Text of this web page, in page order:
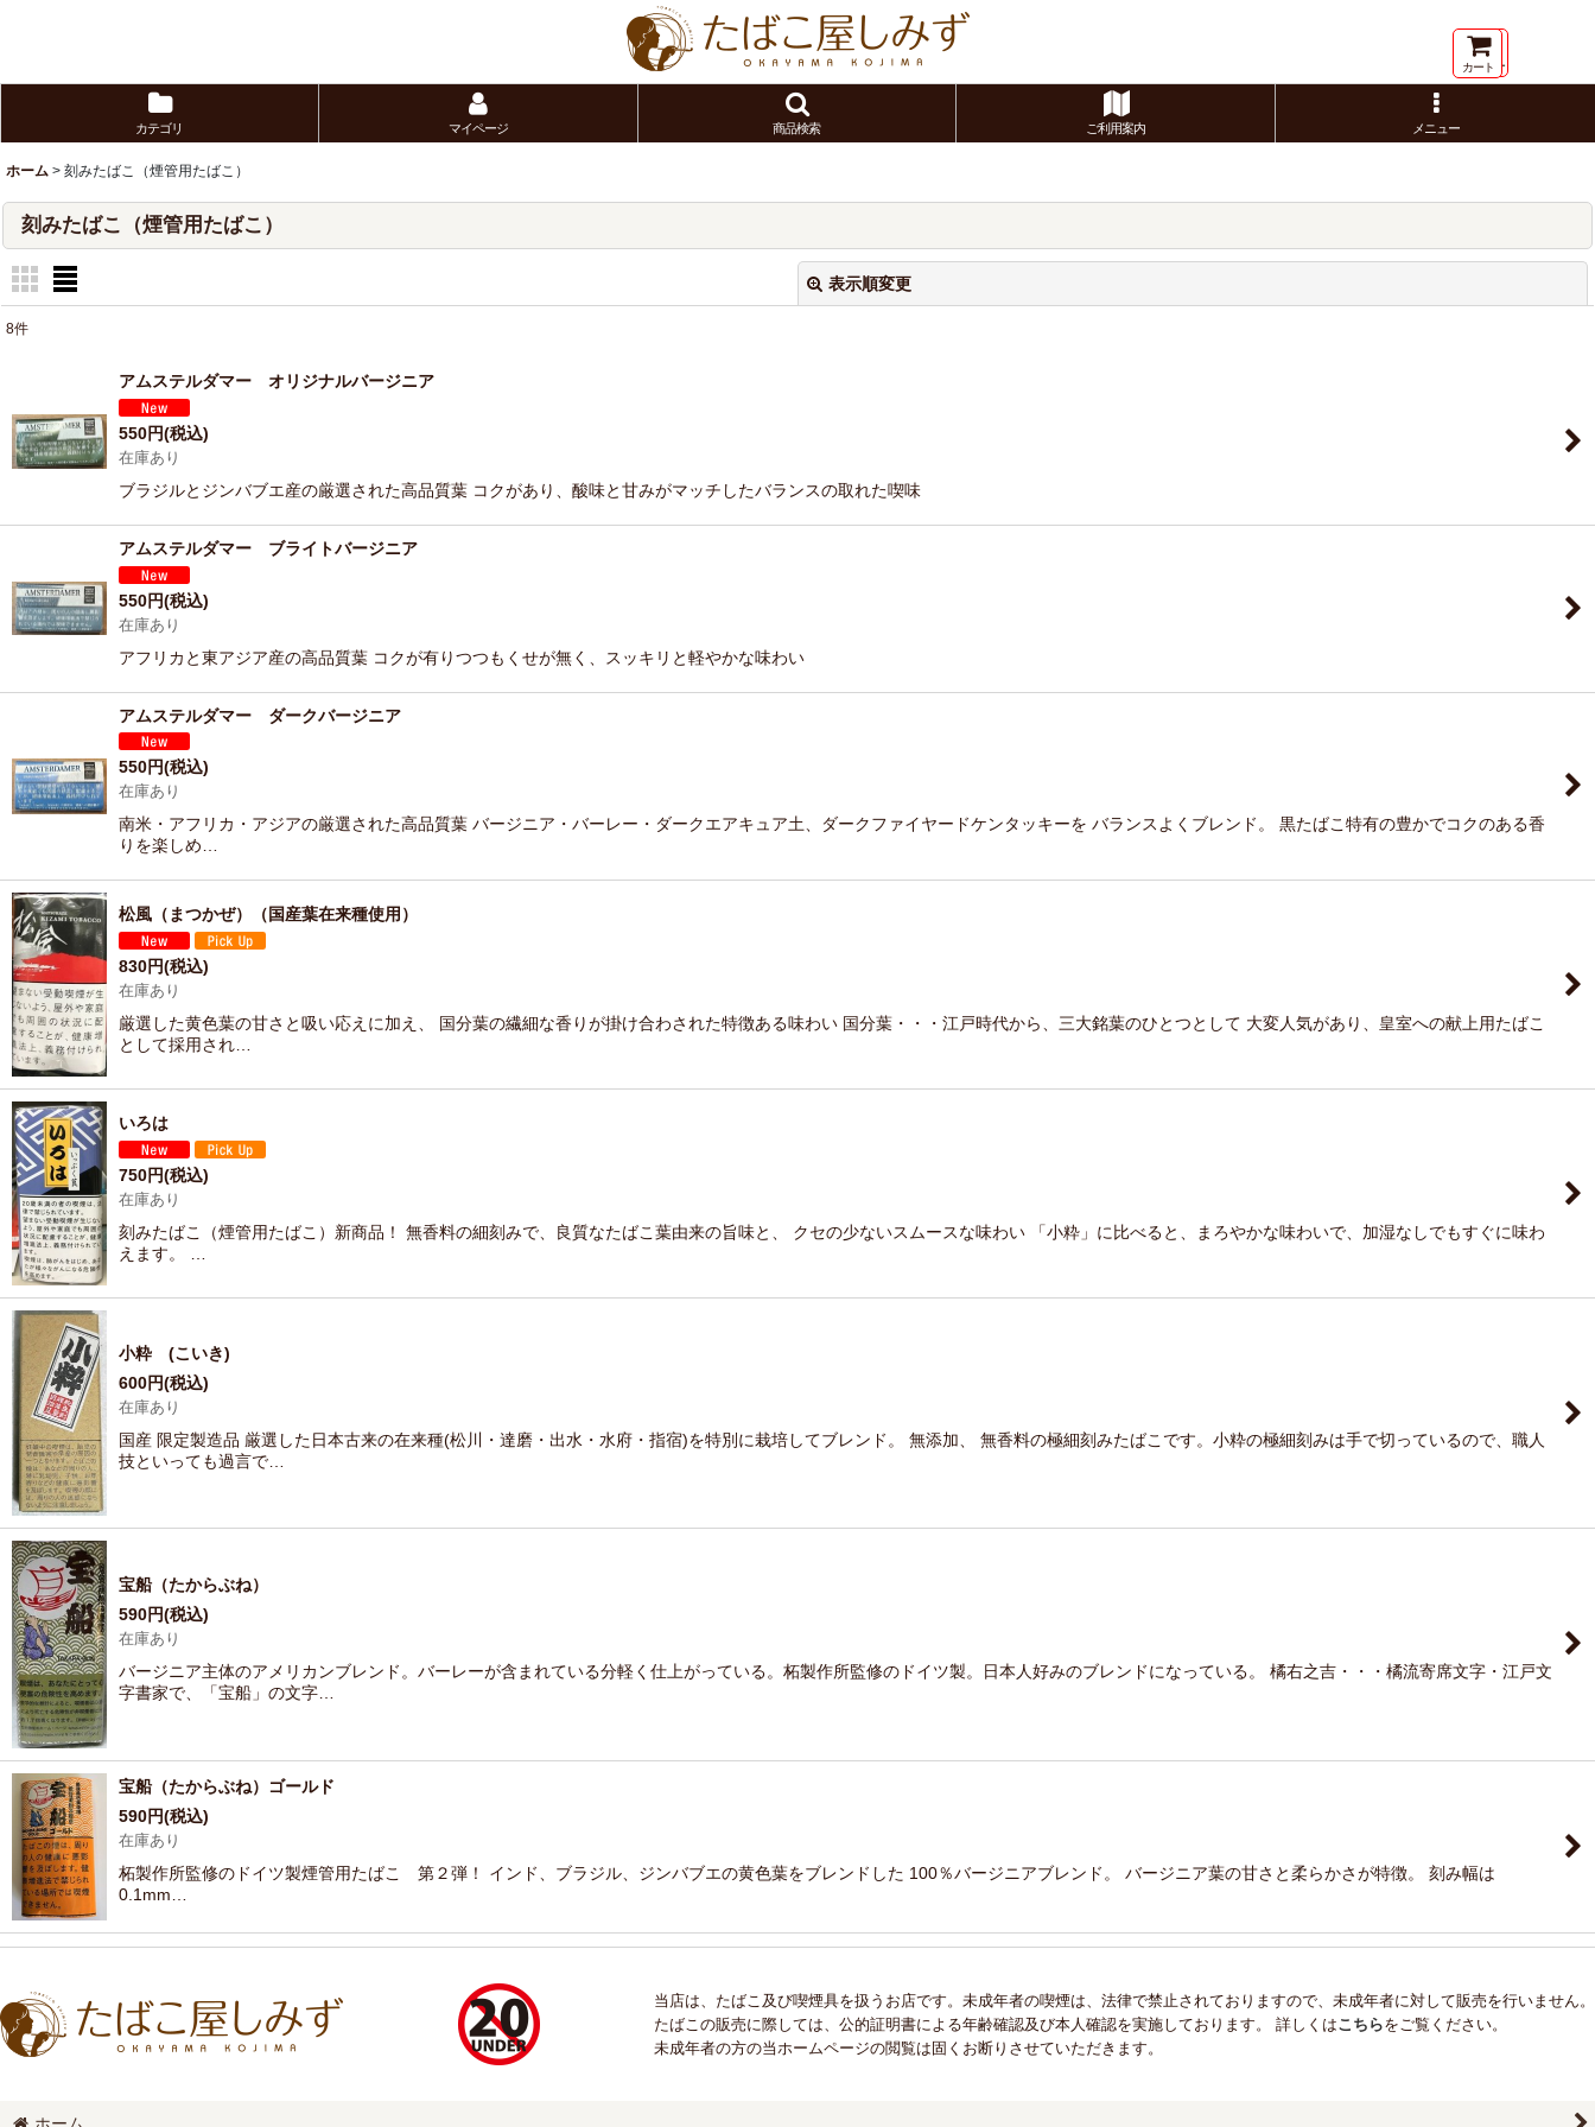
メニュー
カート
カテゴリ マイページ 商品検索 ご利用案内 メニュー
ホーム > 刻みたばこ（煙管用たばこ）
刻みたばこ（煙管用たばこ）
表示順変更
並び順:
絞り込む
8件
アムステルダマー オリジナルバージニア
550円(税込)
在庫あり
ブラジルとジンバブエ産の厳選された高品質葉 コクがあり、酸味と甘みがマッチしたバランスの取れた喫味
アムステルダマー ブライトバージニア
550円(税込)
在庫あり
アフリカと東アジア産の高品質葉 コクが有りつつもくせが無く、スッキリと軽やかな味わい
アムステルダマー ダークバージニア
550円(税込)
在庫あり
南米・アフリカ・アジアの厳選された高品質葉 バージニア・バーレー・ダークエアキュア土、ダークファイヤードケンタッキーを バランスよくブレンド。 黒たばこ特有の豊かでコクのある香
りを楽しめ…
松風（まつかぜ）（国産葉在来種使用）
830円(税込)
在庫あり
厳選した黄色葉の甘さと吸い応えに加え、 国分葉の繊細な香りが掛け合わされた特徴ある味わい 国分葉・・・江戸時代から、三大銘葉のひとつとして 大変人気があり、皇室への献上用たばこ
として採用され…
いろは
750円(税込)
在庫あり
刻みたばこ（煙管用たばこ）新商品！ 無香料の細刻みで、良質なたばこ葉由来の旨味と、 クセの少ないスムースな味わい 「小粋」に比べると、まろやかな味わいで、加湿なしでもすぐに味わ
えます。 …
小粋 (こいき)
600円(税込)
在庫あり
国産 限定製造品 厳選した日本古来の在来種(松川・達磨・出水・水府・指宿)を特別に栽培してブレンド。 無添加、 無香料の極細刻みたばこです。小粋の極細刻みは手で切っているので、職人
技といっても過言で…
宝船（たからぶね）
590円(税込)
在庫あり
バージニア主体のアメリカンブレンド。バーレーが含まれている分軽く仕上がっている。柘製作所監修のドイツ製。日本人好みのブレンドになっている。 橘右之吉・・・橘流寄席文字・江戸文
字書家で、「宝船」の文字…
宝船（たからぶね）ゴールド
590円(税込)
在庫あり
柘製作所監修のドイツ製煙管用たばこ 第２弾！ インド、ブラジル、ジンバブエの黄色葉をブレンドした 100％バージニアブレンド。 バージニア葉の甘さと柔らかさが特徴。 刻み幅は
0.1mm…
当店は、たばこ及び喫煙具を扱うお店です。未成年者の喫煙は、法律で禁止されておりますので、未成年者に対して販売を行いません。
たばこの販売に際しては、公的証明書による年齢確認及び本人確認を実施しております。 詳しくはこちらをご覧ください。
未成年者の方の当ホームページの閲覧は固くお断りさせていただきます。